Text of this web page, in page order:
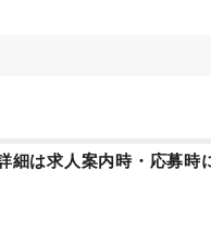
細は求人案内時・応募時